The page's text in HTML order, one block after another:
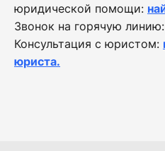
юридической помощи:
Звонок на горячую линию:
Консультация с юристом:
юриста.